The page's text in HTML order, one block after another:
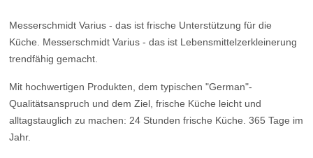
Messerschmidt Varius - das ist frische Unterstützung für die
Küche. Messerschmidt Varius - das ist Lebensmittelzerkleinerung
trendfähig gemacht.
Mit hochwertigen Produkten, dem typischen "German"-
Qualitätsanspruch und dem Ziel, frische Küche leicht und
alltagstauglich zu machen: 24 Stunden frische Küche. 365 Tage im
Jahr.